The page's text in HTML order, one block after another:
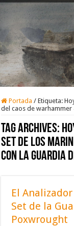
Portada / Etiqueta:
del caos de
Tag Archives:
set de los
con la guardia
El
Set de la
Poxwrought